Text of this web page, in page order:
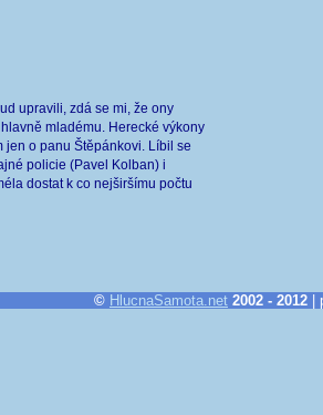
upravili, zdá se mi, že ony
mladému. Herecké výkony
jen o panu Štěpánkovi. Líbil se
policie (Pavel Kolban) i
dostat k co nejširšímu počtu
© HlucnaSamota.net 2002 - 2012 |